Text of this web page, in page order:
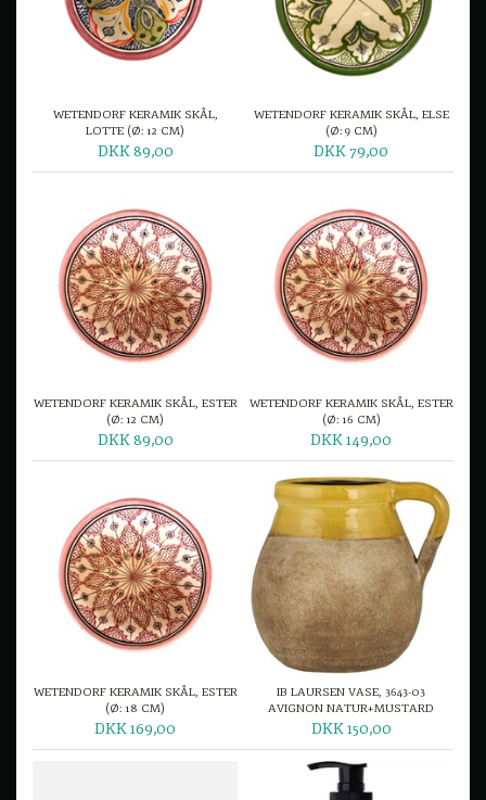
WETENDORF KERAMIK SKÅL,
LOTTE (Ø: 12 CM)
DKK 89,00
WETENDORF KERAMIK SKÅL, ELSE
(Ø: 9 CM)
DKK 79,00
WETENDORF KERAMIK SKÅL, ESTER
(Ø: 12 CM)
DKK 89,00
WETENDORF KERAMIK SKÅL, ESTER
(Ø: 16 CM)
DKK 149,00
WETENDORF KERAMIK SKÅL, ESTER
(Ø: 18 CM)
DKK 169,00
IB LAURSEN VASE, 3643-03
AVIGNON NATUR+MUSTARD
DKK 150,00